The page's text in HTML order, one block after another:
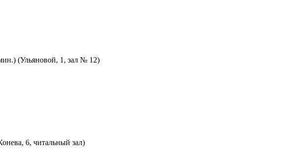
(Ульяновой, 1, зал № 12)
6, читальный зал)